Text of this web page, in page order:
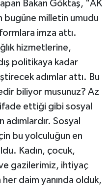
Bakan Göktaş, "AK
bugüne milletin umudu
imza attı.
hizmetlerine,
politikaya kadar
adımlar attı. Bu
biliyor musunuz? Az
ifade ettiği gibi sosyal
adımlardır. Sosyal
bu yolculuğun en
Kadın, çocuk,
ve gazilerimiz, ihtiyaç
her daim yanında olduk,